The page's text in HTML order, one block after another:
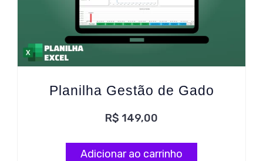
Planilha Gestão de Gado
R$ 149,00
Adicionar ao carrinho